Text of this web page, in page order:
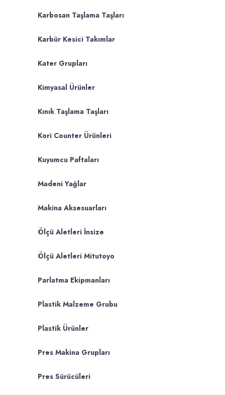
Karbosan Taşlama Taşları
Karbür Kesici Takımlar
Kater Grupları
Kimyasal Ürünler
Kınık Taşlama Taşları
Kori Counter Ürünleri
Kuyumcu Paftaları
Madeni Yağlar
Makina Aksesuarları
Ölçü Aletleri İnsize
Ölçü Aletleri Mitutoyo
Parlatma Ekipmanları
Plastik Malzeme Grubu
Plastik Ürünler
Pres Makina Grupları
Pres Sürücüleri